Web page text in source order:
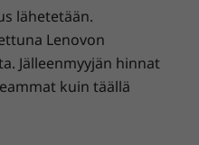
on määritettävä
haittaohjelmia sekä muita
käyttökokemuksesi
lähetetään.
Lenovon
Jälleenmyyjän hinnat
kuin täällä